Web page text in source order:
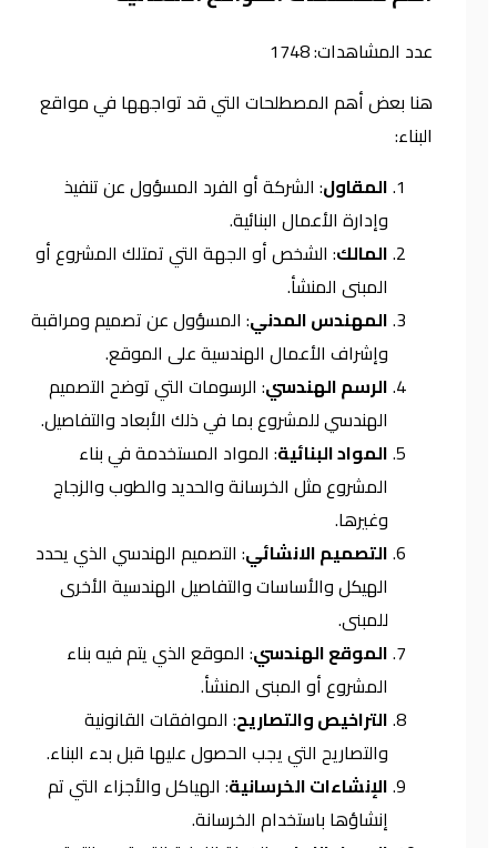
عدد المشاهدات:1748
هنا بعض أهم المصطلحات التي قد تواجهها في مواقع
المقاول: الشركة أو الفرد المسؤول عن تنفيذ
وإدارة الأعمال البنائية.
المالك: الشخص أو الجهة التي تمتلك المشروع أو
المبنى المنشأ.
المهندس المدني: المسؤول عن تصميم ومراقبة
وإشراف الأعمال الهندسية على الموقع.
الرسم الهندسي: الرسومات التي توضح التصميم
الهندسي للمشروع بما في ذلك الأبعاد والتفاصيل.
المواد البنائية: المواد المستخدمة في بناء
المشروع مثل الخرسانة والحديد والطوب والزجاج
وغيرها.
التصميم الانشائي: التصميم الهندسي الذي يحدد
الهيكل والأساسات والتفاصيل الهندسية الأخرى
للمبنى.
الموقع الهندسي: الموقع الذي يتم فيه بناء
المشروع أو المبنى المنشأ.
التراخيص والتصاريح: الموافقات القانونية
والتصاريح التي يجب الحصول عليها قبل بدء البناء.
الإنشاءات الخرسانية: الهياكل والأجزاء التي تم
إنشاؤها باستخدام الخرسانة.